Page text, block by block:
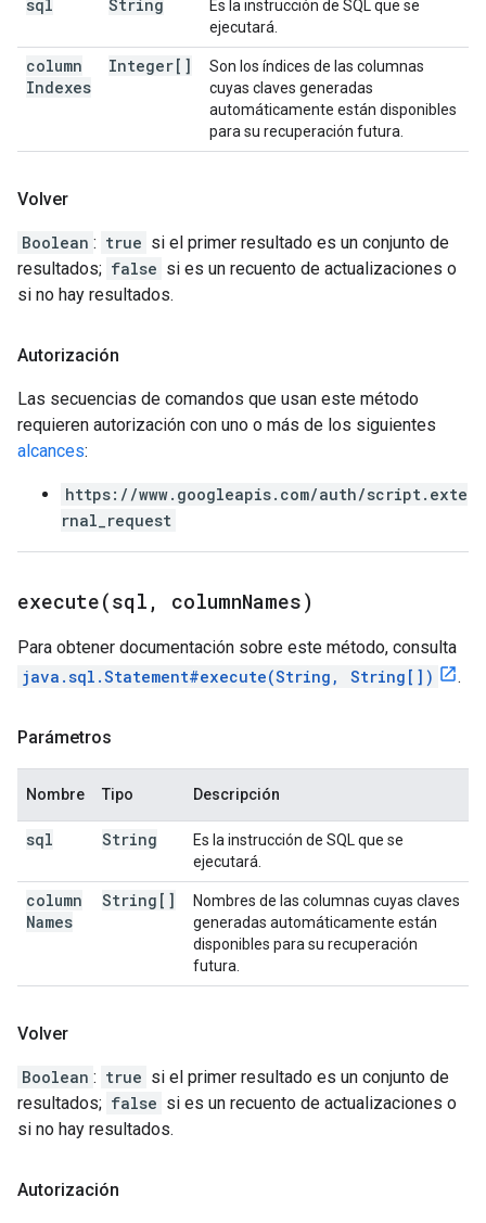
sql String
Es la instrucción de SQL que se
ejecutará.
column
Indexes
Integer[]
Son los índices de las columnas
cuyas claves generadas
automáticamente están disponibles
para su recuperación futura.
Volver
Boolean : true si el primer resultado es un conjunto de
resultados; false si es un recuento de actualizaciones o
si no hay resultados.
Autorización
Las secuencias de comandos que usan este método
requieren autorización con uno o más de los siguientes
alcances:
https://www.googleapis.com/auth/script.exte
rnal_request
execute(sql , columnNames)
Para obtener documentación sobre este método, consulta
java.sql.Statement#execute(String, String[])
.
Parámetros
Nombre Tipo Descripción
sql String
Es la instrucción de SQL que se
ejecutará.
column
Names
String[]
Nombres de las columnas cuyas claves
generadas automáticamente están
disponibles para su recuperación
futura.
Volver
Boolean : true si el primer resultado es un conjunto de
resultados; false si es un recuento de actualizaciones o
si no hay resultados.
Autorización